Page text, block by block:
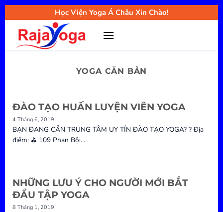
Bỏ
qua
nội
Học Viện Yoga Á Châu Xin Chào!
YOGA CĂN BẢN
ĐÀO TẠO HUẤN LUYỆN VIÊN YOGA
4 Tháng 6, 2019
BẠN ĐANG CẦN TRUNG TÂM UY TÍN ĐÀO TẠO YOGA? ? Địa
điểm: ⛳ 109 Phan Bội...
NHỮNG LƯU Ý CHO NGƯỜI MỚI BẮT
ĐẦU TẬP YOGA
8 Tháng 1, 2019